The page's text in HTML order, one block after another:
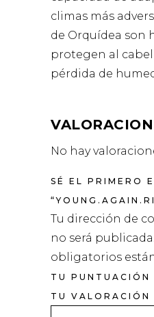
climas más
de Orquídea son
protegen al
pérdida de
No hay
SÉ EL PRIMERO
Tu dirección de
no será publicada.
obligatorios
TU PUNTUACIÓN
TU VALORACIÓN